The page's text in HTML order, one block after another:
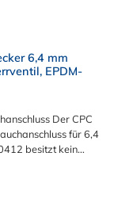
6,4 mm
EPDM-
Der CPC
für 6,4
besitzt kein